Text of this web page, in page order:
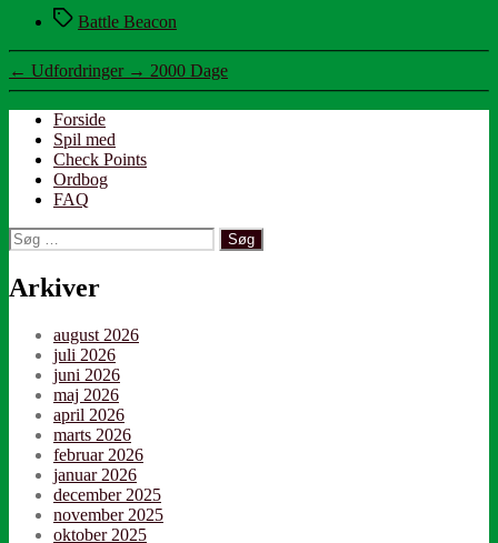
TagsBattle Beacon
← Udfordringer → 2000 Dage
Forside
Spil med
Check Points
Ordbog
FAQ
Søg
efter:
Arkiver
august 2026
juli 2026
juni 2026
maj 2026
april 2026
marts 2026
februar 2026
januar 2026
december 2025
november 2025
oktober 2025